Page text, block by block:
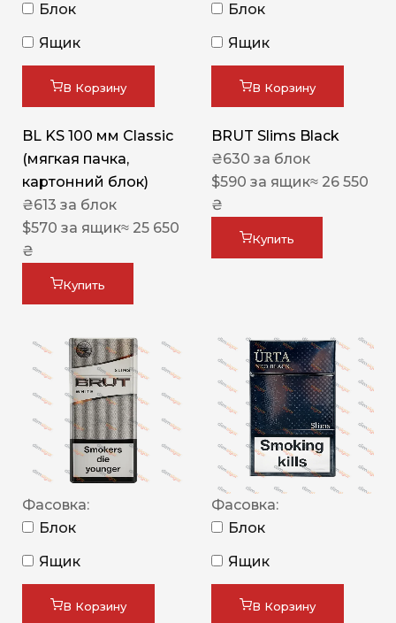
Блок
Ящик
В Корзину
BL KS 100 мм Classic
(мягкая пачка,
картонний блок)
₴613 за блок
$570 за ящик≈ 25 650
₴
Купить
Блок
Ящик
В Корзину
BRUT Slims Black
₴630 за блок
$590 за ящик≈ 26 550
₴
Купить
Фасовка:
Блок
Ящик
В Корзину
Фасовка:
Блок
Ящик
В Корзину